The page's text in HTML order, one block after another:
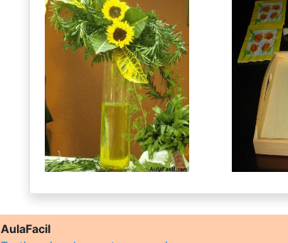
AulaFacil